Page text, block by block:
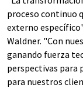
proceso continuo
externo
Waldner. "Con
ganando fuerza
perspectivas para
para nuestros